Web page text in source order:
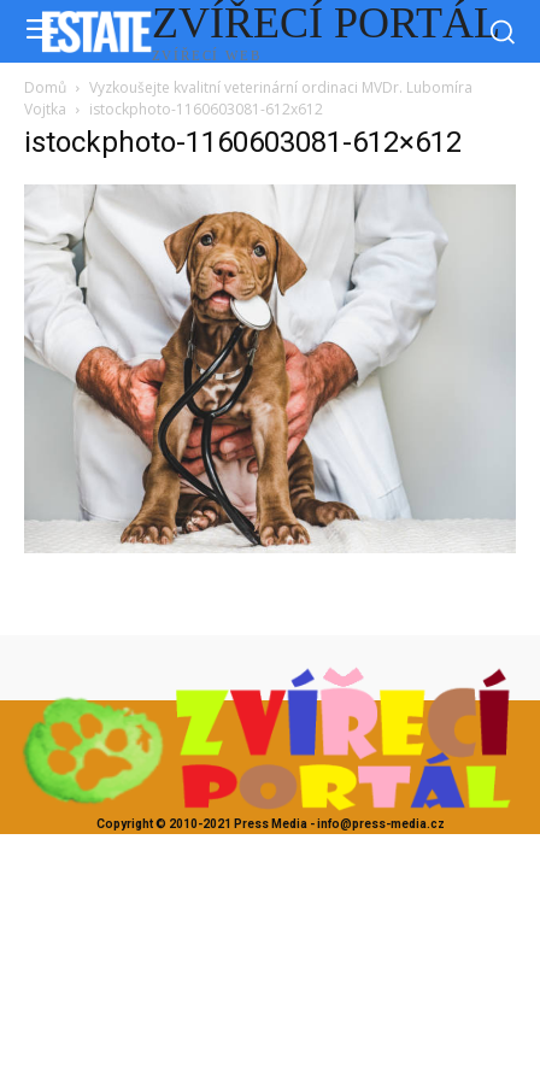
ZVÍŘECÍ PORTÁL
ZVÍŘECÍ WEB
Domů
Vyzkoušejte kvalitní veterinární ordinaci MVDr. Lubomíra
Vojtka
istockphoto-1160603081-612x612
istockphoto-1160603081-612×612
Copyright © 2010-2021 Press Media - info@press-media.cz